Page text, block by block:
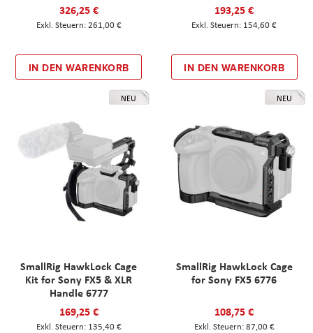
326,25 €
261,00 €
IN DEN WARENKORB
193,25 €
154,60 €
IN DEN WARENKORB
NEU
SmallRig HawkLock Cage
Kit for Sony FX5 & XLR
Handle 6777
169,25 €
135,40 €
NEU
SmallRig HawkLock Cage
for Sony FX5 6776
108,75 €
87,00 €